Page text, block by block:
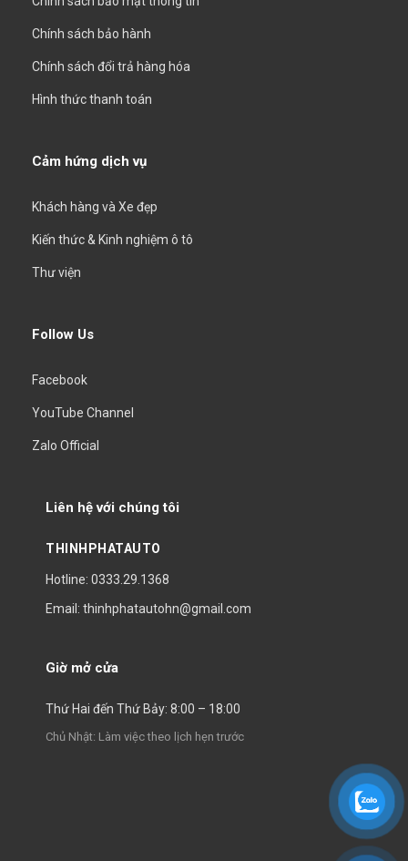
Chính sách bảo hành
Chính sách đổi trả hàng hóa
Hình thức thanh toán
Cảm hứng dịch vụ
Khách hàng và Xe đẹp
Kiến thức & Kinh nghiệm ô tô
Thư viện
Follow Us
Facebook
YouTube Channel
Zalo Official
Liên hệ với chúng tôi
THINHPHATAUTO
Hotline: 0333.29.1368
Email: thinhphatautohn@gmail.com
Giờ mở cửa
Thứ Hai đến Thứ Bảy: 8:00 – 18:00
Chủ Nhật: Làm việc theo lịch hẹn trước